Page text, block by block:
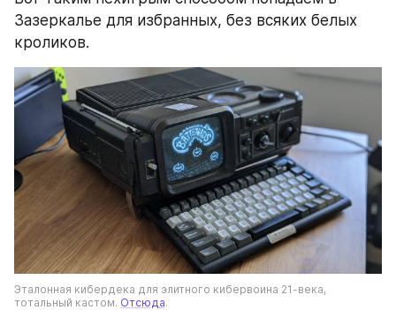
Зазеркалье для избранных, без всяких белых
кроликов.
Эталонная кибердека для элитного кибервоина 21-века,
тотальный кастом. Отсюда.